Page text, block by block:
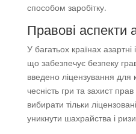
способом заробітку.
Правові аспекти
У багатьох країнах
що забезпечує безпеку
введено ліцензування для
чесність гри та захист
вибирати тільки
уникнути шахрайства і